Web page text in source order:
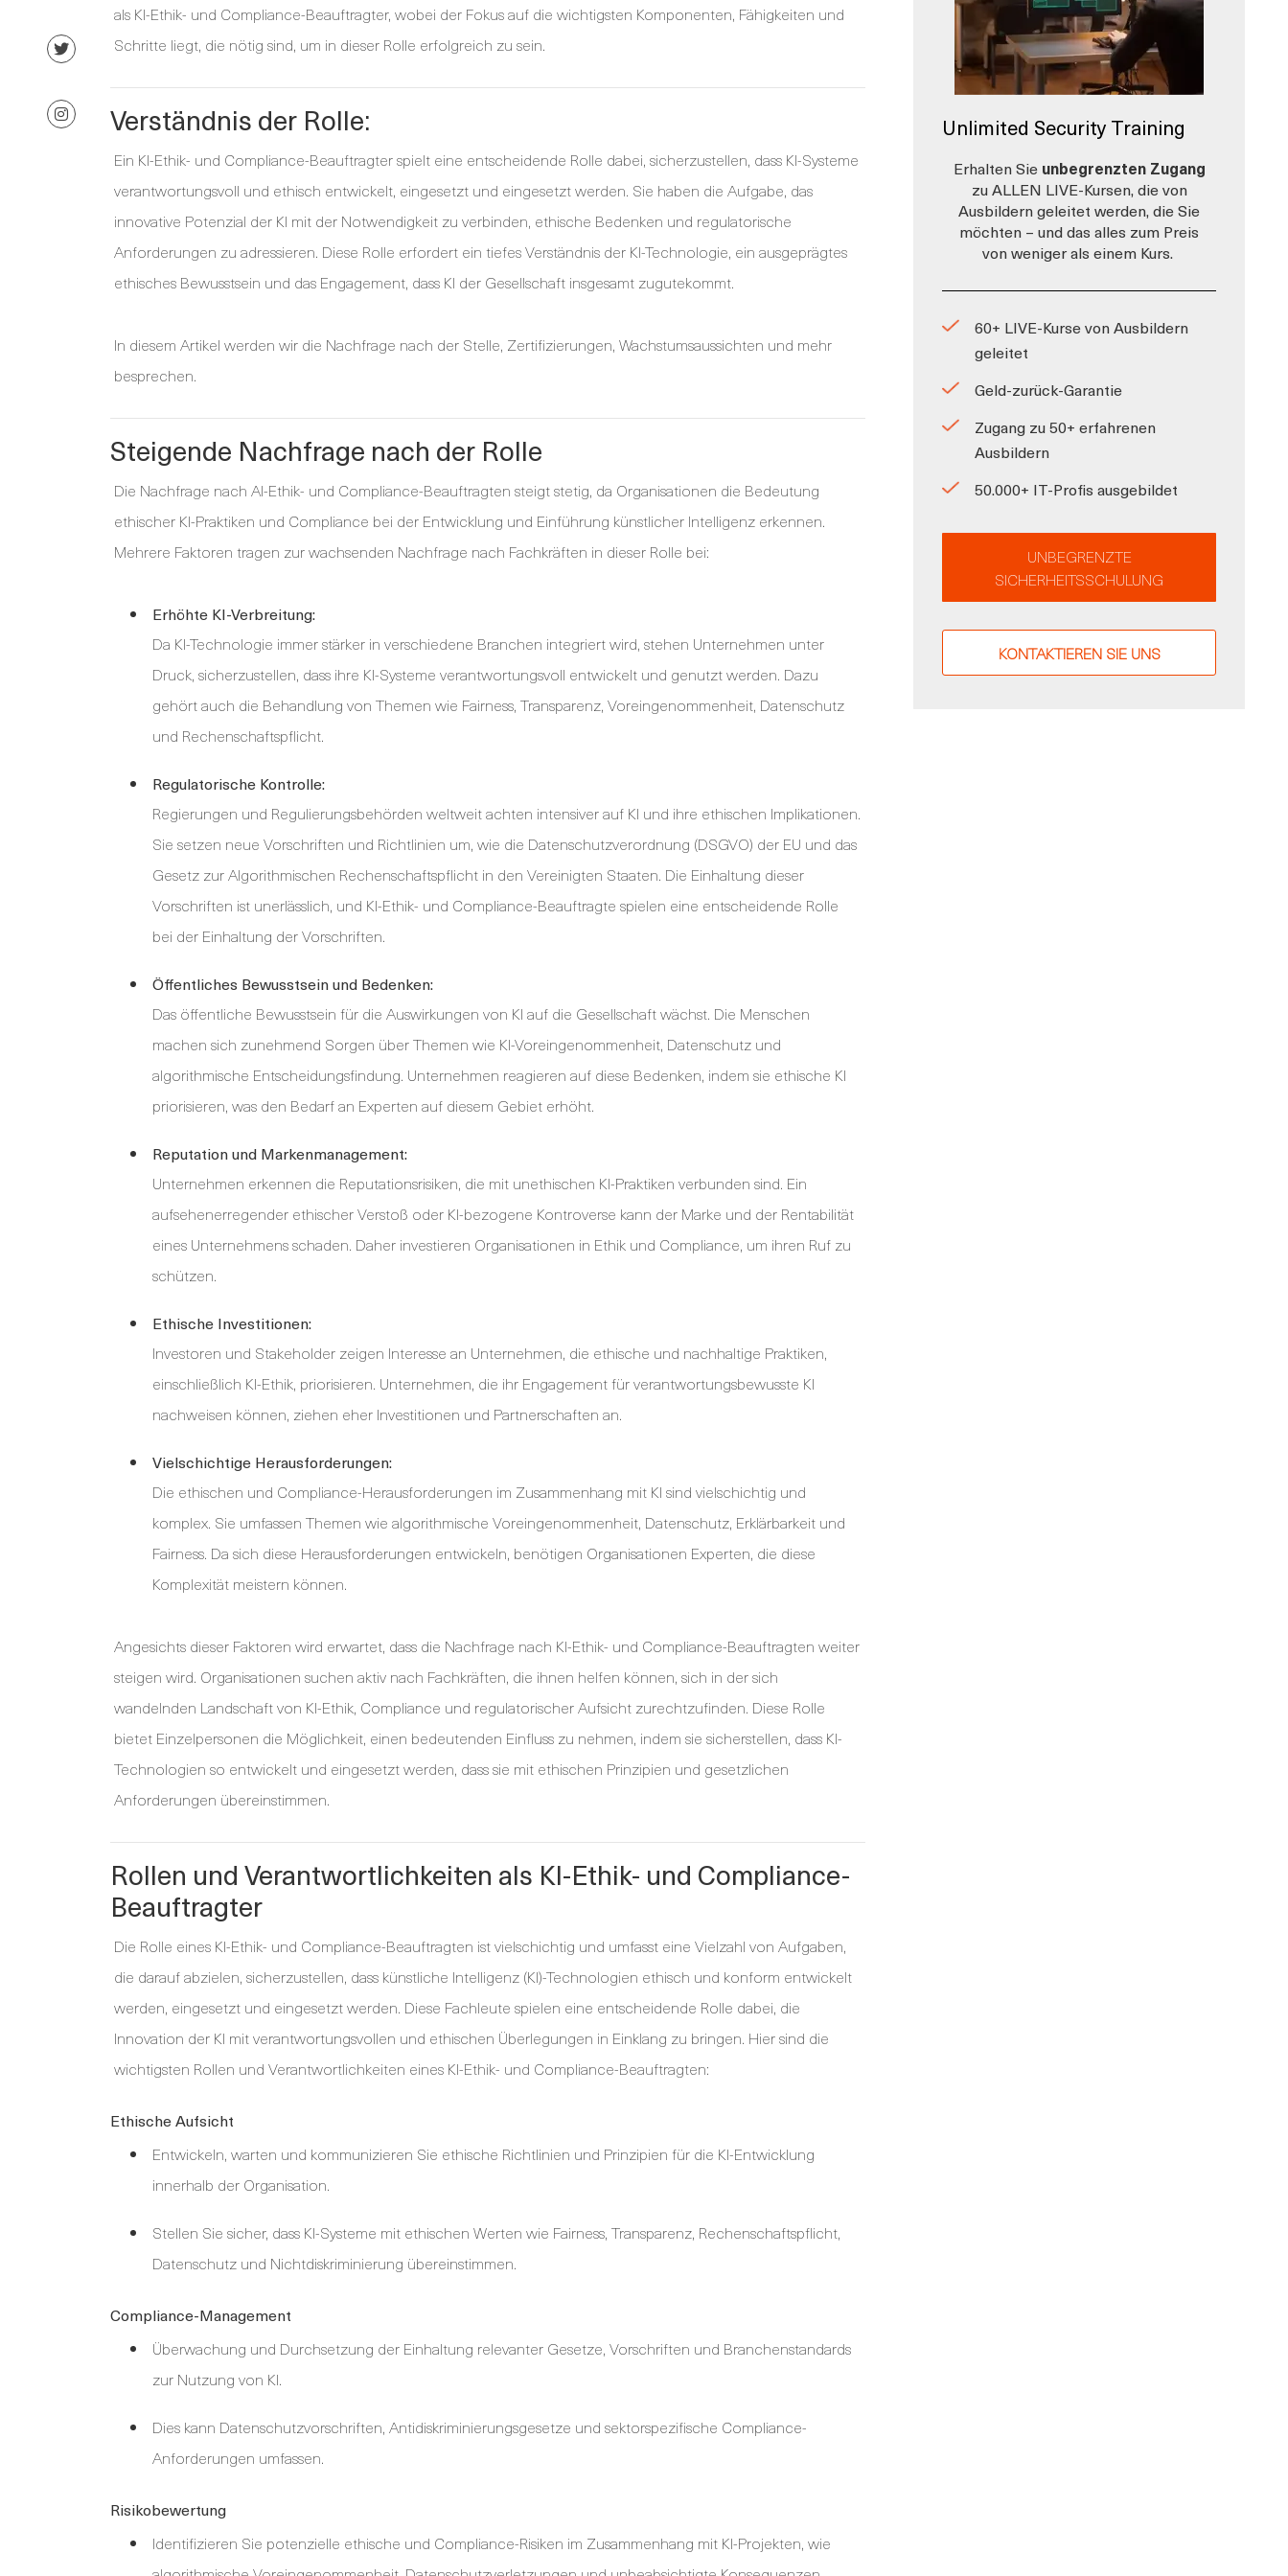
als KI-Ethik- und Compliance-Beauftragter, wobei der Fokus auf die wichtigsten Komponenten, Fähigkeiten und
Schritte liegt, die nötig sind, um in dieser Rolle erfolgreich zu sein.
Verständnis der Rolle:
Ein KI-Ethik- und Compliance-Beauftragter spielt eine entscheidende Rolle dabei, sicherzustellen, dass KI-Systeme
verantwortungsvoll und ethisch entwickelt, eingesetzt und eingesetzt werden. Sie haben die Aufgabe, das
innovative Potenzial der KI mit der Notwendigkeit zu verbinden, ethische Bedenken und regulatorische
Anforderungen zu adressieren. Diese Rolle erfordert ein tiefes Verständnis der KI-Technologie, ein ausgeprägtes
ethisches Bewusstsein und das Engagement, dass KI der Gesellschaft insgesamt zugutekommt.
In diesem Artikel werden wir die Nachfrage nach der Stelle, Zertifizierungen, Wachstumsaussichten und mehr
besprechen.
Steigende Nachfrage nach der Rolle
Die Nachfrage nach AI-Ethik- und Compliance-Beauftragten steigt stetig, da Organisationen die Bedeutung
ethischer KI-Praktiken und Compliance bei der Entwicklung und Einführung künstlicher Intelligenz erkennen.
Mehrere Faktoren tragen zur wachsenden Nachfrage nach Fachkräften in dieser Rolle bei:
Erhöhte KI-Verbreitung:
Da KI-Technologie immer stärker in verschiedene Branchen integriert wird, stehen Unternehmen unter
Druck, sicherzustellen, dass ihre KI-Systeme verantwortungsvoll entwickelt und genutzt werden. Dazu
gehört auch die Behandlung von Themen wie Fairness, Transparenz, Voreingenommenheit, Datenschutz
und Rechenschaftspflicht.
Regulatorische Kontrolle:
Regierungen und Regulierungsbehörden weltweit achten intensiver auf KI und ihre ethischen Implikationen.
Sie setzen neue Vorschriften und Richtlinien um, wie die Datenschutzverordnung (DSGVO) der EU und das
Gesetz zur Algorithmischen Rechenschaftspflicht in den Vereinigten Staaten. Die Einhaltung dieser
Vorschriften ist unerlässlich, und KI-Ethik- und Compliance-Beauftragte spielen eine entscheidende Rolle
bei der Einhaltung der Vorschriften.
Öffentliches Bewusstsein und Bedenken:
Das öffentliche Bewusstsein für die Auswirkungen von KI auf die Gesellschaft wächst. Die Menschen
machen sich zunehmend Sorgen über Themen wie KI-Voreingenommenheit, Datenschutz und
algorithmische Entscheidungsfindung. Unternehmen reagieren auf diese Bedenken, indem sie ethische KI
priorisieren, was den Bedarf an Experten auf diesem Gebiet erhöht.
Reputation und Markenmanagement:
Unternehmen erkennen die Reputationsrisiken, die mit unethischen KI-Praktiken verbunden sind. Ein
aufsehenerregender ethischer Verstoß oder KI-bezogene Kontroverse kann der Marke und der Rentabilität
eines Unternehmens schaden. Daher investieren Organisationen in Ethik und Compliance, um ihren Ruf zu
schützen.
Ethische Investitionen:
Investoren und Stakeholder zeigen Interesse an Unternehmen, die ethische und nachhaltige Praktiken,
einschließlich KI-Ethik, priorisieren. Unternehmen, die ihr Engagement für verantwortungsbewusste KI
nachweisen können, ziehen eher Investitionen und Partnerschaften an.
Vielschichtige Herausforderungen:
Die ethischen und Compliance-Herausforderungen im Zusammenhang mit KI sind vielschichtig und
komplex. Sie umfassen Themen wie algorithmische Voreingenommenheit, Datenschutz, Erklärbarkeit und
Fairness. Da sich diese Herausforderungen entwickeln, benötigen Organisationen Experten, die diese
Komplexität meistern können.
Angesichts dieser Faktoren wird erwartet, dass die Nachfrage nach KI-Ethik- und Compliance-Beauftragten weiter
steigen wird. Organisationen suchen aktiv nach Fachkräften, die ihnen helfen können, sich in der sich
wandelnden Landschaft von KI-Ethik, Compliance und regulatorischer Aufsicht zurechtzufinden. Diese Rolle
bietet Einzelpersonen die Möglichkeit, einen bedeutenden Einfluss zu nehmen, indem sie sicherstellen, dass KI-
Technologien so entwickelt und eingesetzt werden, dass sie mit ethischen Prinzipien und gesetzlichen
Anforderungen übereinstimmen.
Rollen und Verantwortlichkeiten als KI-Ethik- und Compliance-
Beauftragter
Die Rolle eines KI-Ethik- und Compliance-Beauftragten ist vielschichtig und umfasst eine Vielzahl von Aufgaben,
die darauf abzielen, sicherzustellen, dass künstliche Intelligenz (KI)-Technologien ethisch und konform entwickelt
werden, eingesetzt und eingesetzt werden. Diese Fachleute spielen eine entscheidende Rolle dabei, die
Innovation der KI mit verantwortungsvollen und ethischen Überlegungen in Einklang zu bringen. Hier sind die
wichtigsten Rollen und Verantwortlichkeiten eines KI-Ethik- und Compliance-Beauftragten:
Ethische Aufsicht
Entwickeln, warten und kommunizieren Sie ethische Richtlinien und Prinzipien für die KI-Entwicklung
innerhalb der Organisation.
Stellen Sie sicher, dass KI-Systeme mit ethischen Werten wie Fairness, Transparenz, Rechenschaftspflicht,
Datenschutz und Nichtdiskriminierung übereinstimmen.
Compliance-Management
Überwachung und Durchsetzung der Einhaltung relevanter Gesetze, Vorschriften und Branchenstandards
zur Nutzung von KI.
Dies kann Datenschutzvorschriften, Antidiskriminierungsgesetze und sektorspezifische Compliance-
Anforderungen umfassen.
Risikobewertung
Identifizieren Sie potenzielle ethische und Compliance-Risiken im Zusammenhang mit KI-Projekten, wie
Unlimited Security Training
Erhalten Sieunbegrenzten Zugang
zu ALLEN LIVE-Kursen, die von
Ausbildern geleitet werden, die Sie
möchten – und das alles zum Preis
von weniger als einem Kurs.
60+ LIVE-Kurse von Ausbildern
geleitet
Geld-zurück-Garantie
Zugang zu 50+ erfahrenen
Ausbildern
50.000+ IT-Profis ausgebildet
UNBEGRENZTE
SICHERHEITSSCHULUNG
KONTAKTIEREN SIE UNS